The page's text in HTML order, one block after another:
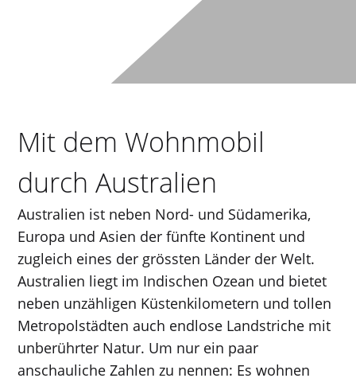
Mit dem Wohnmobil
durch Australien
Australien ist neben Nord- und Südamerika,
Europa und Asien der fünfte Kontinent und
zugleich eines der grössten Länder der Welt.
Australien liegt im Indischen Ozean und bietet
neben unzähligen Küstenkilometern und tollen
Metropolstädten auch endlose Landstriche mit
unberührter Natur. Um nur ein paar
anschauliche Zahlen zu nennen: Es wohnen